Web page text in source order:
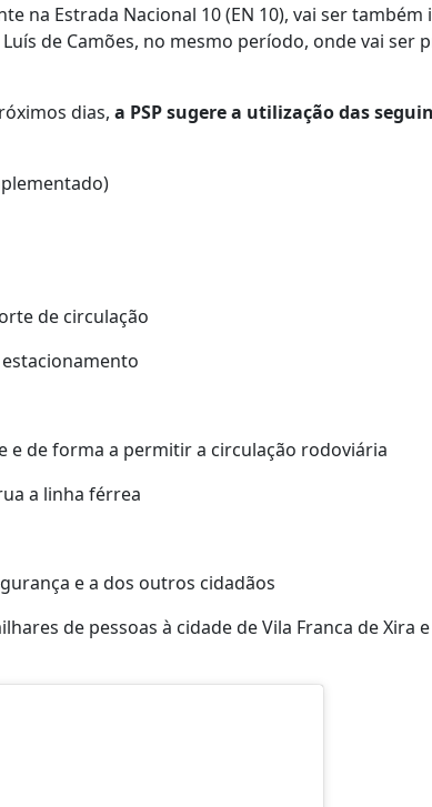
na Estrada Nacional 10 (EN 10), vai ser também
de Camões, no mesmo período, onde vai ser
dias, a PSP sugere a utilização das
de circulação
e de forma a permitir a circulação rodoviária
a linha férrea
e a dos outros cidadãos
de pessoas à cidade de Vila Franca de Xira